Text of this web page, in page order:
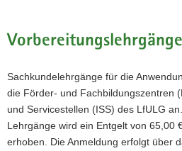
a
i
g
a
t
i
Vorbereitungslehrgänge
Sachkundelehrgänge für die
die Förder- und Fachbildungszentren
und Servicestellen (ISS) des LfULG
Lehrgänge wird ein Entgelt von 65,00
erhoben. Die Anmeldung erfolgt über